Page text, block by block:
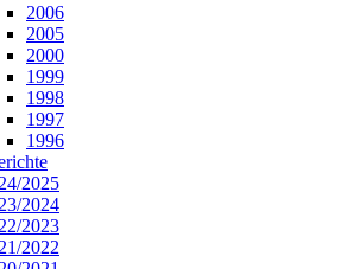
2006
2005
2000
1999
1998
1997
1996
2025
2024
2023
2022